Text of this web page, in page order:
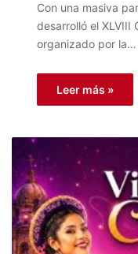
Con una masiva
desarrolló el XLVIII
organizado por la…
Leer más »